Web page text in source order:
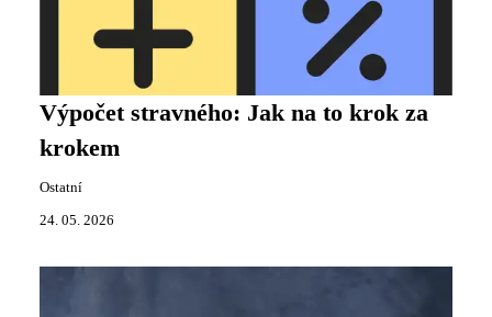
Výpočet stravného: Jak na to krok za
krokem
Ostatní
24. 05. 2026